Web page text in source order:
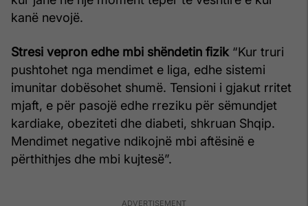
kanë nevojë.
Stresi vepron edhe mbi shëndetin fizik“Kur truri
pushtohet nga mendimet e liga, edhe sistemi
imunitar dobësohet shumë. Tensioni i gjakut rritet
mjaft, e për pasojë edhe rreziku për sëmundjet
kardiake, obeziteti dhe diabeti, shkruan Shqip.
Mendimet negative ndikojnë mbi aftësinë e
përthithjes dhe mbi kujtesë”.